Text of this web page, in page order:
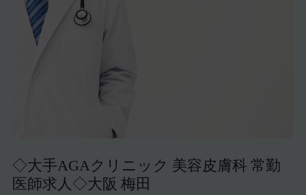
美容外科・美容皮膚科の医師転職体験談
美容医療の転職お役立ち記事
医師採用ご担当者様・その他問い合わせ
◇大手AGAクリニック 美容皮膚科 常勤
医師求人◇大阪 梅田